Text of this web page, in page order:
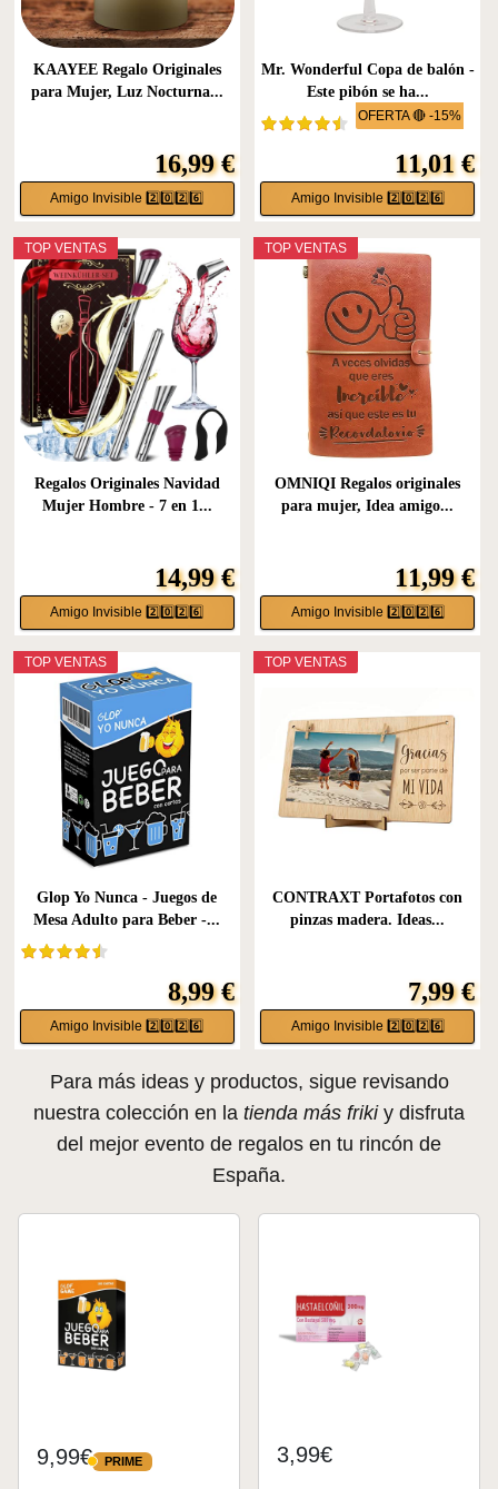
KAAYEE Regalo Originales
para Mujer, Luz Nocturna...
16,99 €
Amigo Invisible 2️⃣0️⃣2️⃣6️⃣
OFERTA 🔴 -15%
Mr. Wonderful Copa de balón -
Este pibón se ha...
11,01 €
Amigo Invisible 2️⃣0️⃣2️⃣6️⃣
TOP VENTAS
Regalos Originales Navidad
Mujer Hombre - 7 en 1...
14,99 €
Amigo Invisible 2️⃣0️⃣2️⃣6️⃣
TOP VENTAS
OMNIQI Regalos originales
para mujer, Idea amigo...
11,99 €
Amigo Invisible 2️⃣0️⃣2️⃣6️⃣
TOP VENTAS
Glop Yo Nunca - Juegos de
Mesa Adulto para Beber -...
8,99 €
Amigo Invisible 2️⃣0️⃣2️⃣6️⃣
TOP VENTAS
CONTRAXT Portafotos con
pinzas madera. Ideas...
7,99 €
Amigo Invisible 2️⃣0️⃣2️⃣6️⃣
Para más ideas y productos, sigue revisando
nuestra colección en la tienda más frikiy disfruta
del mejor evento de regalos en tu rincón de
España.
9,99€ PRIME
PRIME 3,99€